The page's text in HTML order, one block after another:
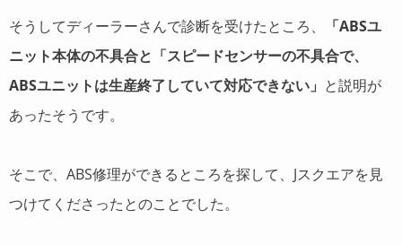
そうしてディーラーさんで診断を受けたところ、
「ABSユ
ニット本体の不具合と「スピードセンサーの不具合で、
ABSユニットは生産終了していて対応できない」 と説明が
あったそうです。
そこで、ABS修理ができるところを探して、Jスクエアを見
つけてくださったとのことでした。